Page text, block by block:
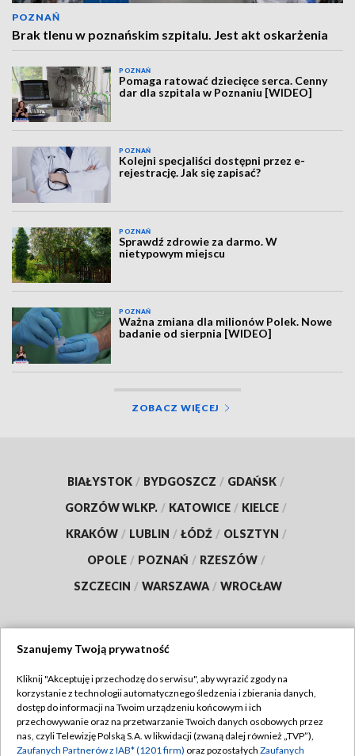
POZNAŃ
Brak tlenu w poznańskim szpitalu. Jest akt oskarżenia
POZNAŃ
Pomaga ratować dziecięce serca. Cenny
dar dla szpitala w Poznaniu [WIDEO]
POZNAŃ
Kolejni specjaliści dostępni przez e-
rejestrację. Jak się zapisać?
POZNAŃ
Sprawdź zdrowie za darmo. W
nietypowym miejscu
POZNAŃ
Ważna zmiana dla milionów Polek. Nowe
badanie od sierpnia [WIDEO]
ZOBACZ WIĘCEJ
BIAŁYSTOK / BYDGOSZCZ / GDAŃSK /
GORZÓW WLKP. / KATOWICE / KIELCE /
KRAKÓW / LUBLIN / ŁÓDŹ / OLSZTYN /
OPOLE / POZNAŃ / RZESZÓW /
SZCZECIN / WARSZAWA / WROCŁAW
TVP
Abonament TVP
Emisja w TVP
Regulamin TVP
Polityka prywatności
Szanujemy Twoją prywatność
Kliknij "Akceptuję i przechodzę do serwisu", aby wyrazić zgody na
korzystanie z technologii automatycznego śledzenia i zbierania danych,
dostęp do informacji na Twoim urządzeniu końcowym i ich
przechowywanie oraz na przetwarzanie Twoich danych osobowych przez
nas, czyli Telewizję Polską S.A. w likwidacji (zwaną dalej również „TVP”),
Zaufanych Partnerów z IAB* (1201 firm) oraz pozostałych Zaufanych